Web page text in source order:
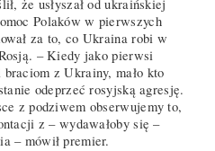
że usłyszał od ukraińskiej
Polaków w pierwszych
za to, co Ukraina robi w
– Kiedy jako pierwsi
z Ukrainy, mało kto
odeprzeć rosyjską agresję.
z podziwem obserwujemy to,
z – wydawałoby się –
– mówił premier.